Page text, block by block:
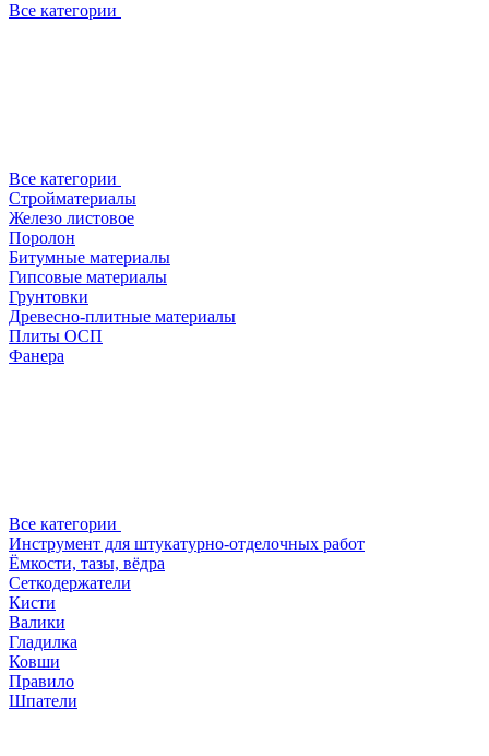
Все категории
Все категории
Стройматериалы
Железо листовое
Поролон
Битумные материалы
Гипсовые материалы
Грунтовки
Древесно-плитные материалы
Плиты ОСП
Фанера
Все категории
Инструмент для штукатурно-отделочных работ
Ёмкости, тазы, вёдра
Сеткодержатели
Кисти
Валики
Гладилка
Ковши
Правило
Шпатели